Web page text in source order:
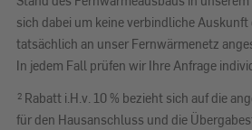
sich dabei um keine verbindliche Auskunft
tatsächlich an unser Fernwärmenetz
In jedem Fall prüfen wir Ihre Anfrage
2 Rabatt i.H.v. 10 % bezieht sich auf die
für den Hausanschluss und die